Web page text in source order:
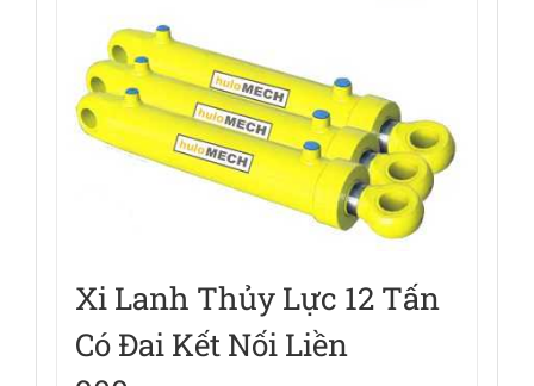
Xi Lanh Thủy Lực 12 Tấn
Có Đai Kết Nối Liền